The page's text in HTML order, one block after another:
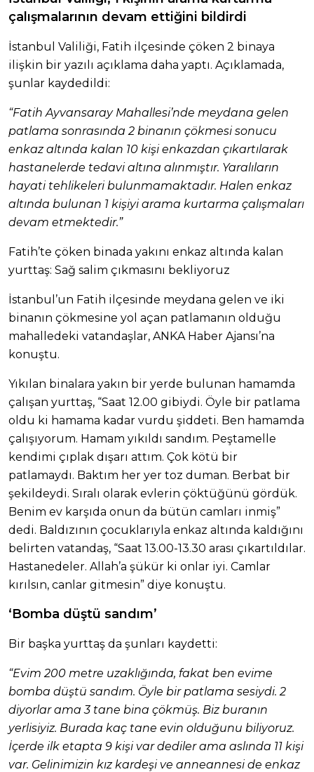
çalışmalarının devam ettiğini bildirdi
İstanbul Valiliği, Fatih ilçesinde çöken 2 binaya
ilişkin bir yazılı açıklama daha yaptı. Açıklamada,
şunlar kaydedildi:
“Fatih Ayvansaray Mahallesi’nde meydana gelen
patlama sonrasında 2 binanın çökmesi sonucu
enkaz altında kalan 10 kişi enkazdan çıkartılarak
hastanelerde tedavi altına alınmıştır. Yaralıların
hayati tehlikeleri bulunmamaktadır. Halen enkaz
altında bulunan 1 kişiyi arama kurtarma çalışmaları
devam etmektedir.”
Fatih’te çöken binada yakını enkaz altında kalan
yurttaş: Sağ salim çıkmasını bekliyoruz
İstanbul’un Fatih ilçesinde meydana gelen ve iki
binanın çökmesine yol açan patlamanın olduğu
mahalledeki vatandaşlar, ANKA Haber Ajansı’na
konuştu.
Yıkılan binalara yakın bir yerde bulunan hamamda
çalışan yurttaş, “Saat 12.00 gibiydi. Öyle bir patlama
oldu ki hamama kadar vurdu şiddeti. Ben hamamda
çalışıyorum. Hamam yıkıldı sandım. Peştamelle
kendimi çıplak dışarı attım. Çok kötü bir
patlamaydı. Baktım her yer toz duman. Berbat bir
şekildeydi. Sıralı olarak evlerin çöktüğünü gördük.
Benim ev karşıda onun da bütün camları inmiş”
dedi. Baldızının çocuklarıyla enkaz altında kaldığını
belirten vatandaş, “Saat 13.00-13.30 arası çıkartıldılar.
Hastanedeler. Allah’a şükür ki onlar iyi. Camlar
kırılsın, canlar gitmesin” diye konuştu.
‘Bomba düştü sandım’
Bir başka yurttaş da şunları kaydetti:
“Evim 200 metre uzaklığında, fakat ben evime
bomba düştü sandım. Öyle bir patlama sesiydi. 2
diyorlar ama 3 tane bina çökmüş. Biz buranın
yerlisiyiz. Burada kaç tane evin olduğunu biliyoruz.
İçerde ilk etapta 9 kişi var dediler ama aslında 11 kişi
var. Gelinimizin kız kardeşi ve anneannesi de enkaz